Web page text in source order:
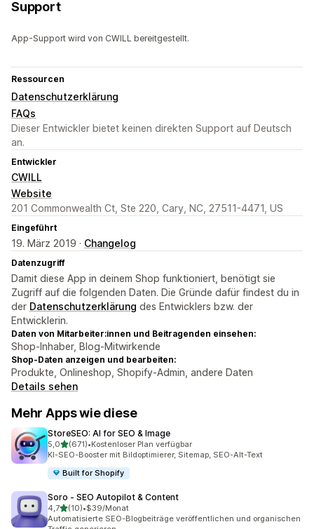
Support
App-Support wird von CWILL bereitgestellt.
Ressourcen
Datenschutzerklärung
FAQs
Dieser Entwickler bietet keinen direkten Support auf Deutsch
an.
Entwickler
CWILL
Website
201 Commonwealth Ct, Ste 220, Cary, NC, 27511-4471, US
Eingeführt
19. März 2019 · Changelog
Datenzugriff
Damit diese App in deinem Shop funktioniert, benötigt sie
Zugriff auf die folgenden Daten. Die Gründe dafür findest du in
der Datenschutzerklärung des Entwicklers bzw. der
Entwicklerin.
Daten von Mitarbeiter:innen und Beitragenden einsehen:
Shop-Inhaber, Blog-Mitwirkende
Shop-Daten anzeigen und bearbeiten:
Produkte, Onlineshop, Shopify-Admin, andere Daten
Details sehen
Mehr Apps wie diese
StoreSEO: AI for SEO & Image
5,0von 5 Sternen
(671)
671 Rezensionen insgesamt
•Kostenloser Plan verfügbar
KI-SEO-Booster mit Bildoptimierer, Sitemap, SEO-Alt-Text
Built for Shopify
Soro ‑ SEO Autopilot & Content
4,7von 5 Sternen
(10)
10 Rezensionen insgesamt
•$39/Monat
Automatisierte SEO-Blogbeiträge veröffentlichen und organischen